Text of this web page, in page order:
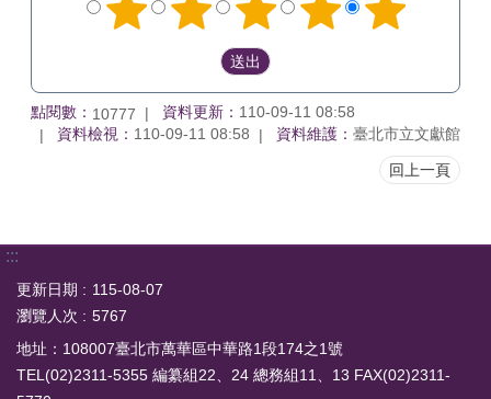
點閱數： 10777 資料更新： 110-09-11 08:58
資料檢視： 110-09-11 08:58 資料維護： 臺北市立文獻館
回上一頁
:::
更新日期
115-08-07
瀏覽人次
5767
地址：108007臺北市萬華區中華路1段174之1號
TEL(02)2311-5355 編纂組22、24 總務組11、13 FAX(02)2311-